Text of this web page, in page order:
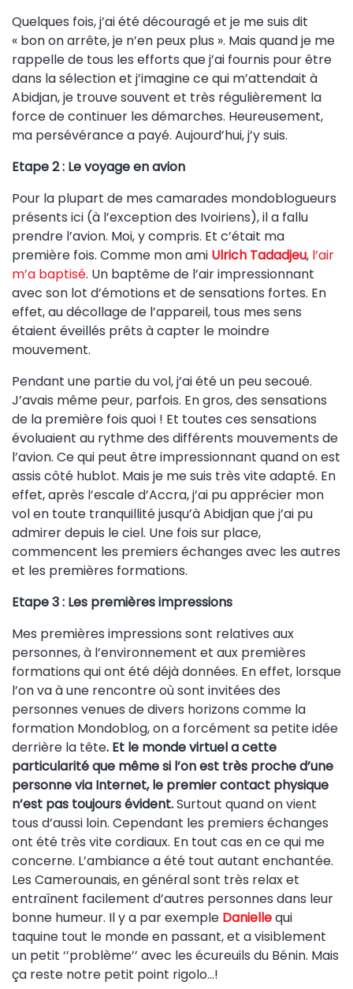
Quelques fois, j’ai été découragé et je me suis dit
« bon on arrête, je n’en peux plus ». Mais quand je me
rappelle de tous les efforts que j’ai fournis pour être
dans la sélection et j’imagine ce qui m’attendait à
Abidjan, je trouve souvent et très régulièrement la
force de continuer les démarches. Heureusement,
ma persévérance a payé. Aujourd’hui, j’y suis.
Etape 2 : Le voyage en avion
Pour la plupart de mes camarades mondoblogueurs
présents ici (à l’exception des Ivoiriens), il a fallu
prendre l’avion. Moi, y compris. Et c’était ma
première fois. Comme mon ami Ulrich Tadadjeu, l’air
m’a baptisé. Un baptême de l’air impressionnant
avec son lot d’émotions et de sensations fortes. En
effet, au décollage de l’appareil, tous mes sens
étaient éveillés prêts à capter le moindre
mouvement.
Pendant une partie du vol, j’ai été un peu secoué.
J’avais même peur, parfois. En gros, des sensations
de la première fois quoi ! Et toutes ces sensations
évoluaient au rythme des différents mouvements de
l’avion. Ce qui peut être impressionnant quand on est
assis côté hublot. Mais je me suis très vite adapté. En
effet, après l’escale d’Accra, j’ai pu apprécier mon
vol en toute tranquillité jusqu’à Abidjan que j’ai pu
admirer depuis le ciel. Une fois sur place,
commencent les premiers échanges avec les autres
et les premières formations.
Etape 3 : Les premières impressions
Mes premières impressions sont relatives aux
personnes, à l’environnement et aux premières
formations qui ont été déjà données. En effet, lorsque
l’on va à une rencontre où sont invitées des
personnes venues de divers horizons comme la
formation Mondoblog, on a forcément sa petite idée
derrière la tête. Et le monde virtuel a cette
particularité que même si l’on est très proche d’une
personne via Internet, le premier contact physique
n’est pas toujours évident.Surtout quand on vient
tous d’aussi loin. Cependant les premiers échanges
ont été très vite cordiaux. En tout cas en ce qui me
concerne. L’ambiance a été tout autant enchantée.
Les Camerounais, en général sont très relax et
entraînent facilement d’autres personnes dans leur
bonne humeur. Il y a par exemple Daniellequi
taquine tout le monde en passant, et a visiblement
un petit ‘’problème’’ avec les écureuils du Bénin. Mais
ça reste notre petit point rigolo…!